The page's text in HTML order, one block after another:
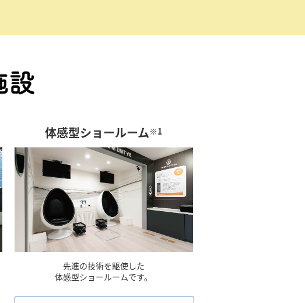
体感型ショールーム※1
先進の技術を駆使した
体感型ショールームです。